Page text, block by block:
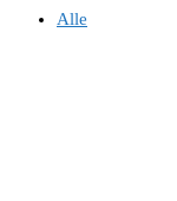
Alle